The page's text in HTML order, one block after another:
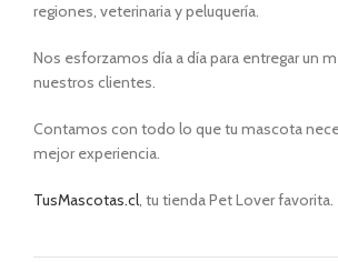
regiones, veterinaria y peluquería.
Nos esforzamos día a día para entregar un
nuestros clientes.
Contamos con todo lo que tu mascota
mejor experiencia.
TusMascotas.cl, tu tienda Pet Lover favorita.